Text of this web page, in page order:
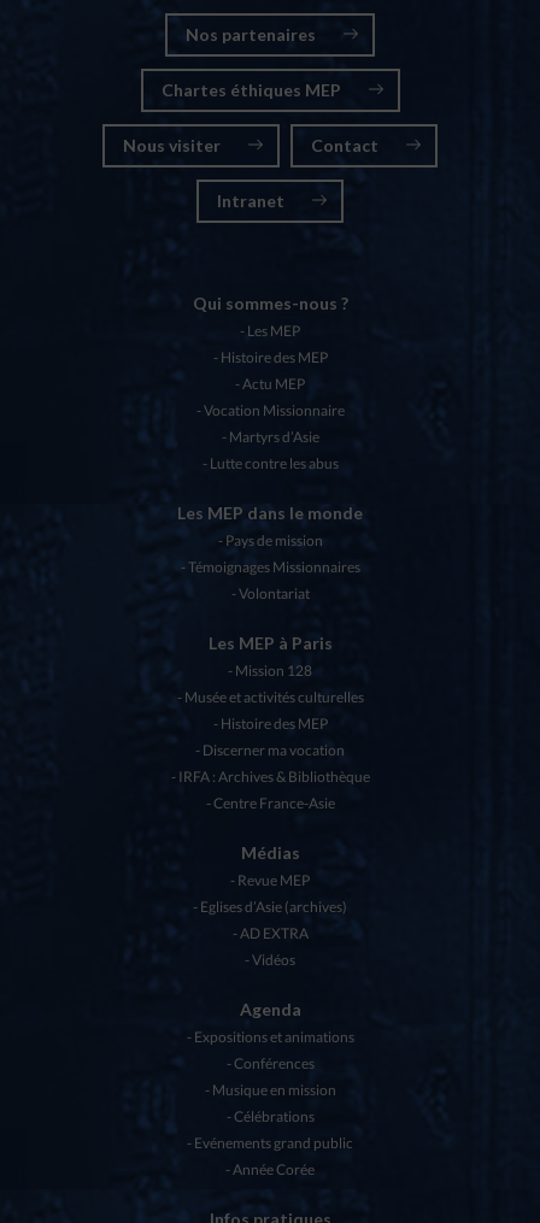
Nos partenaires
Chartes éthiques MEP
Nous visiter Contact
Intranet
Qui sommes-nous ?
Les MEP
Histoire des MEP
Actu MEP
Vocation Missionnaire
Martyrs d’Asie
Lutte contre les abus
Les MEP dans le monde
Pays de mission
Témoignages Missionnaires
Volontariat
Les MEP à Paris
Mission 128
Musée et activités culturelles
Histoire des MEP
Discerner ma vocation
IRFA : Archives & Bibliothèque
Centre France-Asie
Médias
Revue MEP
Eglises d’Asie (archives)
AD EXTRA
Vidéos
Agenda
Expositions et animations
Conférences
Musique en mission
Célébrations
Evénements grand public
Année Corée